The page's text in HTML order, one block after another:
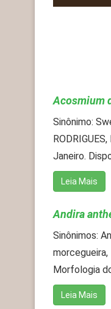
Acosmium
Sinônimo:
Janeiro.
Leia Mais
Andira
Sinônimos:
morcegueira,
Morfologia
Leia Mais